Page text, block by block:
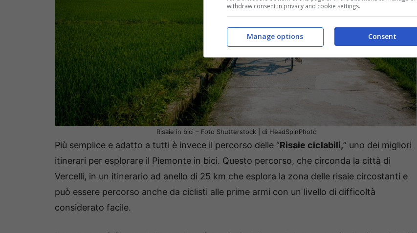
Risaie in bici – Foto Shutterstock | di HeadSpinPhoto
Più semplice e adatto a tutti è invece il percorso delle “Risaie ciclabili,” uno dei migliori
itinerari per esplorare il Piemonte in bici. Questo percorso, che circonda la città di
Vercelli, in un itinerario ad anello di 25 km che esplora la zona delle risaie circostanti e
può essere percorso anche da ciclisti alle prime armi con un livello di difficoltà
considerato facile.
withdraw consent in privacy and cookie settings.
Consent
Manage options